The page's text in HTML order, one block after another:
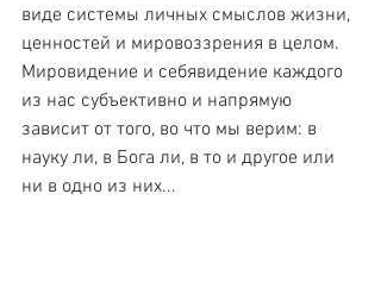
виде системы личных смыслов жизни,
ценностей и мировоззрения в целом.
Мировидение и себявидение каждого
из нас субъективно и напрямую
зависит от того, во что мы верим: в
науку ли, в Бога ли, в то и другое или
ни в одно из них...